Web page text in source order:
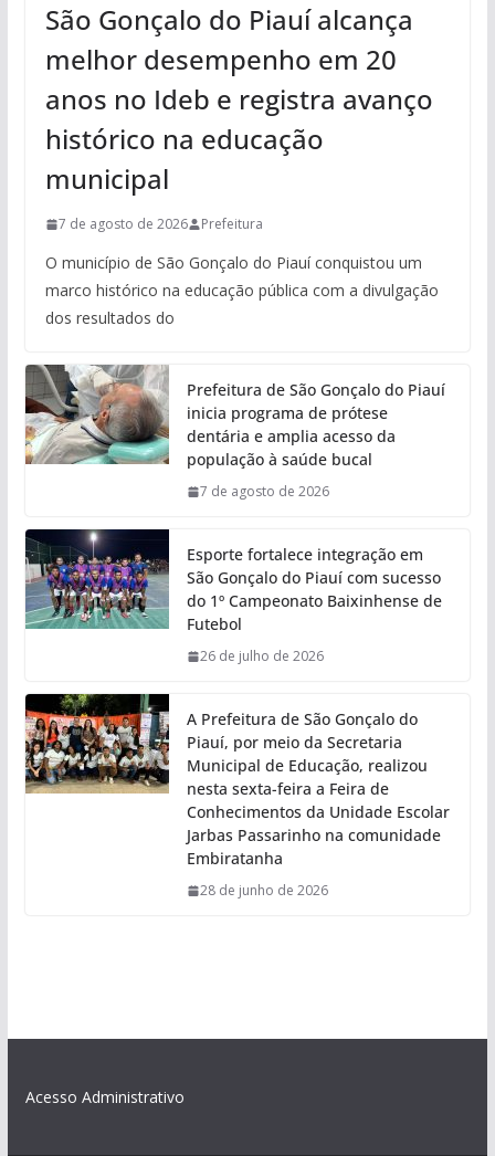
São Gonçalo do Piauí alcança
melhor desempenho em 20
anos no Ideb e registra avanço
histórico na educação
municipal
7 de agosto de 2026 Prefeitura
O município de São Gonçalo do Piauí conquistou um
marco histórico na educação pública com a divulgação
dos resultados do
Prefeitura de São Gonçalo do Piauí
inicia programa de prótese
dentária e amplia acesso da
população à saúde bucal
7 de agosto de 2026
Esporte fortalece integração em
São Gonçalo do Piauí com sucesso
do 1º Campeonato Baixinhense de
Futebol
26 de julho de 2026
A Prefeitura de São Gonçalo do
Piauí, por meio da Secretaria
Municipal de Educação, realizou
nesta sexta-feira a Feira de
Conhecimentos da Unidade Escolar
Jarbas Passarinho na comunidade
Embiratanha
28 de junho de 2026
Acesso Administrativo